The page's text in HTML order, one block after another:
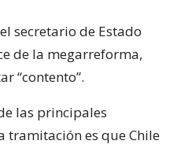
secretario de Estado
de la megarreforma,
“contento”.
las principales
tramitación es que Chile